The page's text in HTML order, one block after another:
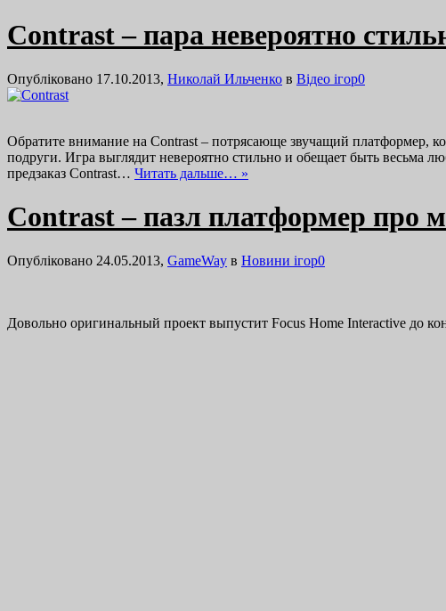
Contrast – пара невероятно
Опубліковано 17.10.2013, Николай Ильченко в Відео ігор0
Обратите внимание на Contrast – потрясающе звучащий платформер,
подруги. Игра выглядит невероятно стильно и обещает быть весьма
предзаказ Contrast… Читать дальше… »
Contrast – пазл платформер про
Опубліковано 24.05.2013, GameWay в Новини ігор0
Довольно оригинальный проект выпустит Focus Home Interactive до